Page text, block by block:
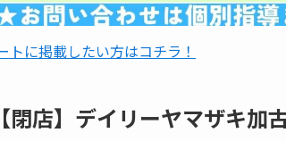
トに掲載したい方はコチラ！
【閉店】デイリーヤマザキ